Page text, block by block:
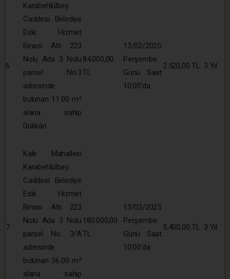
6
Karabehlülbey
Caddesi Belediye
Eski Hizmet
Binası Altı 223
Nolu Ada 3 Nolu
parsel No:3
adresinde
bulunan 11.00 m²
alana sahip
Dükkân
84.000,00
TL
13/02/2025
Perşembe
Günü Saat
10:00’da
2.520,00 TL 3 Yıl
7
Kale Mahallesi
Karabehlülbey
Caddesi Belediye
Eski Hizmet
Binası Altı 223
Nolu Ada 3 Nolu
parsel No: 3/A
adresinde
bulunan 36.00 m²
alana sahip
180.000,00
TL
13/02/2025
Perşembe
Günü Saat
10:00’da
5.400,00 TL 3 Yıl